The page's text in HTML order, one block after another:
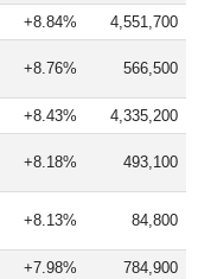
+8.84% 4,551,700
+8.76% 566,500
+8.43% 4,335,200
+8.18% 493,100
+8.13% 84,800
+7.98% 784,900